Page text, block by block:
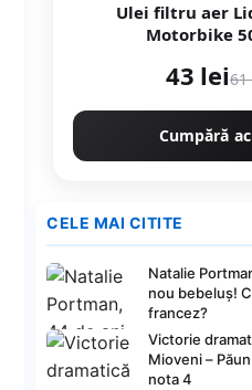
Ulei filtru aer
Motorbike
43 lei61
Cumpără
CELE MAI CITITE
Natalie
nou bebeluș!
francez?
Victorie
Mioveni –
nota 4